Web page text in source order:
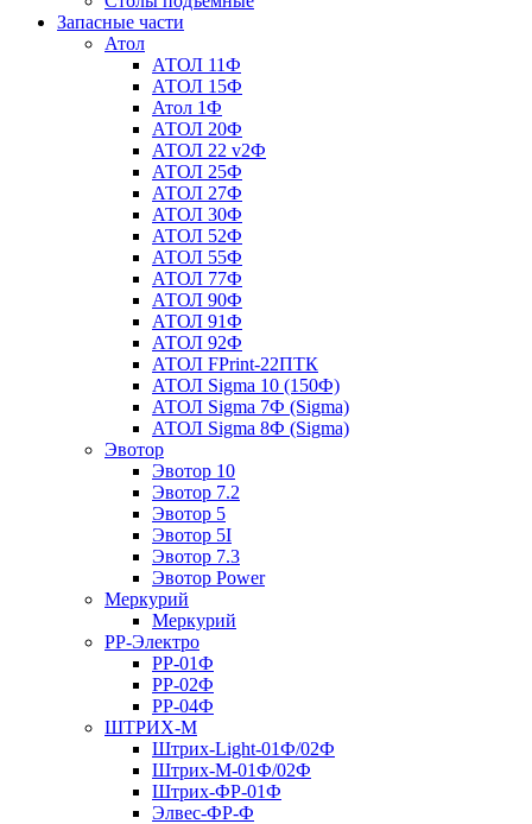
Запасные части
Атол
АТОЛ 11Ф
АТОЛ 15Ф
Атол 1Ф
АТОЛ 20Ф
АТОЛ 22 v2Ф
АТОЛ 25Ф
АТОЛ 27Ф
АТОЛ 30Ф
АТОЛ 52Ф
АТОЛ 55Ф
АТОЛ 77Ф
АТОЛ 90Ф
АТОЛ 91Ф
АТОЛ 92Ф
АТОЛ FPrint-22ПТК
АТОЛ Sigma 10 (150Ф)
АТОЛ Sigma 7Ф (Sigma)
АТОЛ Sigma 8Ф (Sigma)
Эвотор
Эвотор 10
Эвотор 7.2
Эвотор 5
Эвотор 5I
Эвотор 7.3
Эвотор Power
Меркурий
Меркурий
РР-Электро
РР-01Ф
РР-02Ф
РР-04Ф
ШТРИХ-М
Штрих-Light-01Ф/02Ф
Штрих-М-01Ф/02Ф
Штрих-ФР-01Ф
Элвес-ФР-Ф